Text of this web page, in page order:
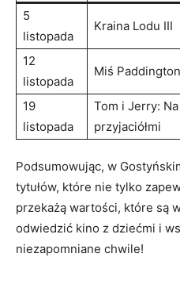
5
listopada
Kraina Lodu III
12
listopada
Miś
19
listopada
Tom i Jerry:
przyjaciółmi
Podsumowując, w
tytułów, które nie tylko
przekażą wartości, które są
odwiedzić kino z dziećmi i
niezapomniane chwile!